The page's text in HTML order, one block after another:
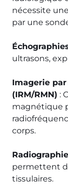
nécessite
par une
ultrasons,
Imagerie
(IRM/RMN) :
magnétique
corps.
permettent
tissulaires.